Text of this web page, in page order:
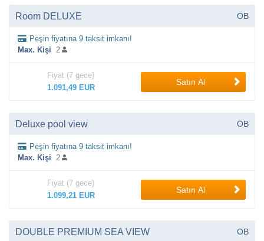
Room DELUXE OB
Peşin fiyatına 9 taksit imkanı!
Max. Kişi 2
Fiyat (7 gece)
1.091,49 EUR
Satın Al
Deluxe pool view OB
Peşin fiyatına 9 taksit imkanı!
Max. Kişi 2
Fiyat (7 gece)
1.099,21 EUR
Satın Al
DOUBLE PREMIUM SEA VIEW OB